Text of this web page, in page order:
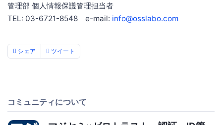
管理部 個人情報保護管理担当者
TEL: 03-6721-8548 e-mail: info@osslabo.com
シェア ツイート
コミュニティについて